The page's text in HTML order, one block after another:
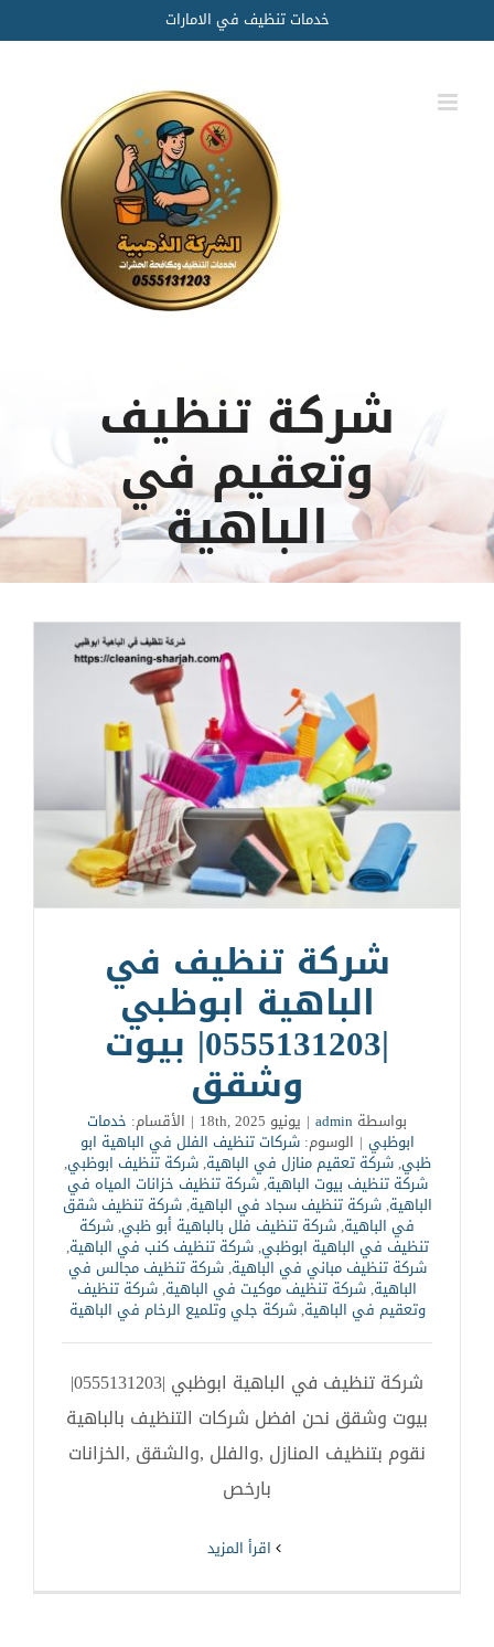
to
content
خدمات تنظيف في الامارات
شركة تنظيف
وتعقيم في
الباهية
شركة تنظيف في
الباهية ابوظبي
|0555131203| بيوت
وشقق
بواسطة admin
| يونيو 18th, 2025 | الأقسام: خدمات
ابوظبي | الوسوم:شركات تنظيف الفلل في الباهية ابو
ظبي,شركة تعقيم منازل في الباهية,شركة تنظيف ابوظبي,
شركة تنظيف بيوت الباهية,شركة تنظيف خزانات المياه في
الباهية,شركة تنظيف سجاد في الباهية,شركة تنظيف شقق
في الباهية,شركة تنظيف فلل بالباهية أبو ظبي,شركة
تنظيف في الباهية ابوظبي,شركة تنظيف كنب في الباهية,
شركة تنظيف مباني في الباهية,شركة تنظيف مجالس في
الباهية,شركة تنظيف موكيت في الباهية,شركة تنظيف
وتعقيم في الباهية,شركة جلي وتلميع الرخام في الباهية
شركة تنظيف في الباهية ابوظبي |0555131203|
بيوت وشقق نحن افضل شركات التنظيف بالباهية
نقوم بتنظيف المنازل ,والفلل ,والشقق ,الخزانات
بارخص